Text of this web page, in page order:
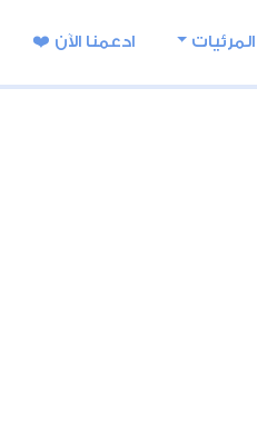
المرئيات ادعمنا اﻵن ❤️